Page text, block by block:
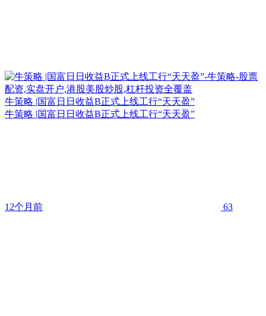
牛策略 |国富日日收益B正式上线工行“天天盈”
牛策略 |国富日日收益B正式上线工行“天天盈”
12个月前 63